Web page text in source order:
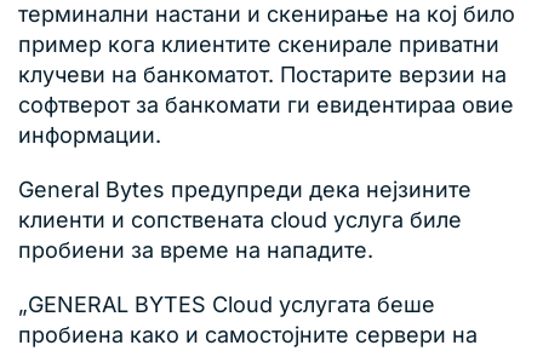
терминални настани и скенирање на кој било
пример кога клиентите скенирале приватни
клучеви на банкоматот. Постарите верзии на
софтверот за банкомати ги евидентираа овие
информации.
General Bytes предупреди дека нејзините
клиенти и сопствената cloud услуга биле
пробиени за време на нападите.
„GENERAL BYTES Cloud услугата беше
пробиена како и самостојните сервери на